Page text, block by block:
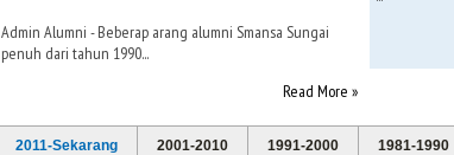
Admin Alumni - Beberap arang alumni Smansa Sungai
penuh dari tahun 1990...
Read More »
2011-Sekarang 2001-2010 1991-2000 1981-1990